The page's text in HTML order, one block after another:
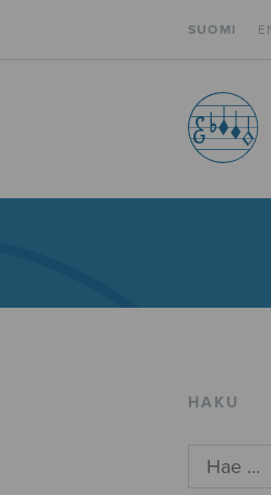
SUOMI
HAKU